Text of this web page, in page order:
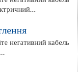
негативний кабель